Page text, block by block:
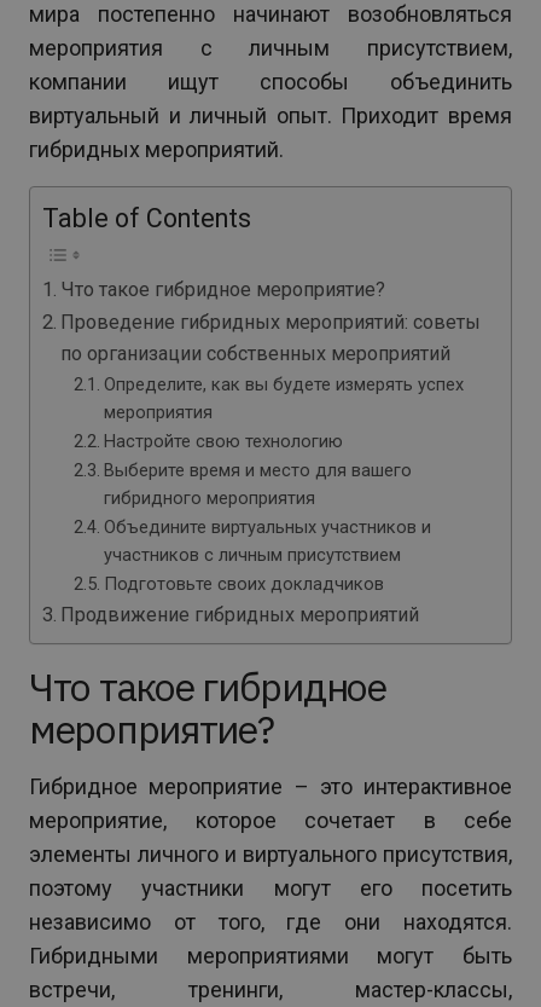
мира постепенно начинают возобновляться
мероприятия с личным присутствием,
компании ищут способы объединить
виртуальный и личный опыт. Приходит время
гибридных мероприятий.
Table of Contents
Что такое гибридное мероприятие?
Проведение гибридных мероприятий: советы
по организации собственных мероприятий
Определите, как вы будете измерять успех
мероприятия
Настройте свою технологию
Выберите время и место для вашего
гибридного мероприятия
Объедините виртуальных участников и
участников с личным присутствием
Подготовьте своих докладчиков
Продвижение гибридных мероприятий
Что такое гибридное
мероприятие?
Гибридное мероприятие – это интерактивное
мероприятие, которое сочетает в себе
элементы личного и виртуального присутствия,
поэтому участники могут его посетить
независимо от того, где они находятся.
Гибридными мероприятиями могут быть
встречи, тренинги, мастер-классы,